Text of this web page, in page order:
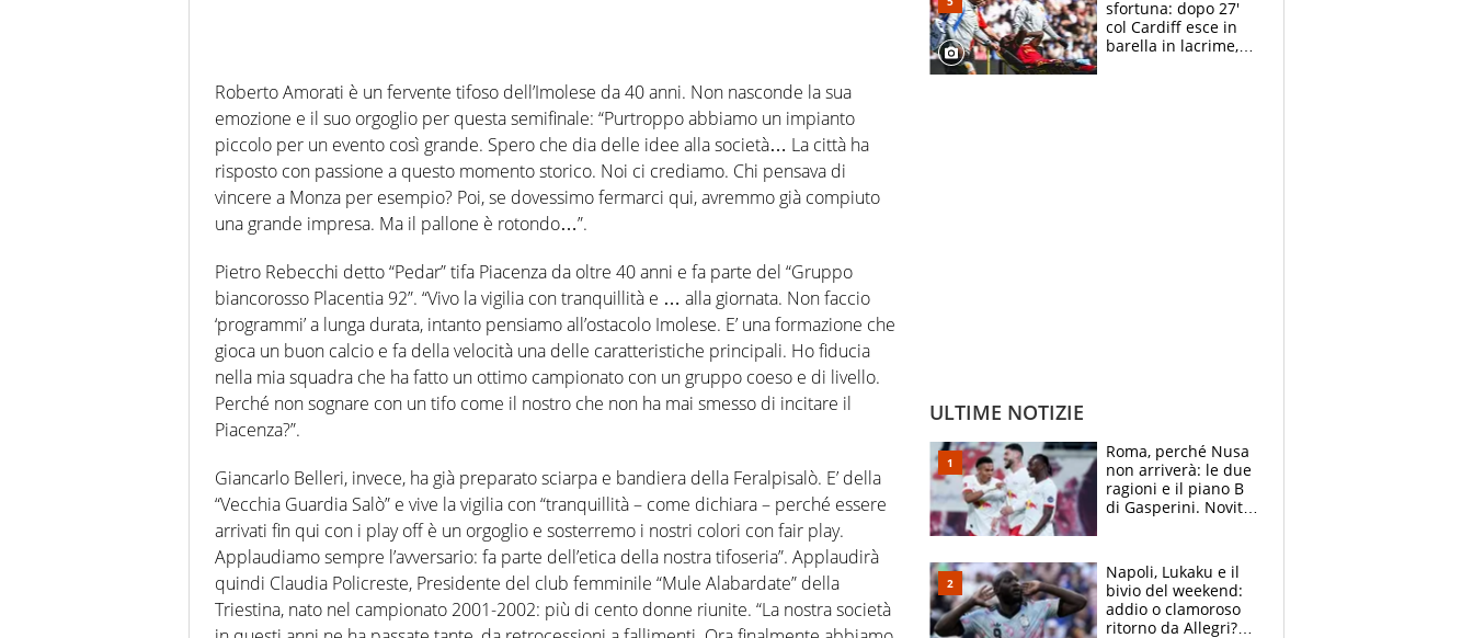
Roberto Amorati è un fervente tifoso dell’Imolese da 40 anni. Non nasconde la sua
emozione e il suo orgoglio per questa semifinale: “Purtroppo abbiamo un impianto
piccolo per un evento così grande. Spero che dia delle idee alla società… La città ha
risposto con passione a questo momento storico. Noi ci crediamo. Chi pensava di
vincere a Monza per esempio? Poi, se dovessimo fermarci qui, avremmo già compiuto
una grande impresa. Ma il pallone è rotondo…”.
Pietro Rebecchi detto “Pedar” tifa Piacenza da oltre 40 anni e fa parte del “Gruppo
biancorosso Placentia 92”. “Vivo la vigilia con tranquillità e … alla giornata. Non faccio
‘programmi’ a lunga durata, intanto pensiamo all’ostacolo Imolese. E’ una formazione che
gioca un buon calcio e fa della velocità una delle caratteristiche principali. Ho fiducia
nella mia squadra che ha fatto un ottimo campionato con un gruppo coeso e di livello.
Perché non sognare con un tifo come il nostro che non ha mai smesso di incitare il
Piacenza?”.
Giancarlo Belleri, invece, ha già preparato sciarpa e bandiera della Feralpisalò. E’ della
“Vecchia Guardia Salò” e vive la vigilia con “tranquillità – come dichiara – perché essere
arrivati fin qui con i play off è un orgoglio e sosterremo i nostri colori con fair play.
Applaudiamo sempre l’avversario: fa parte dell’etica della nostra tifoseria”. Applaudirà
quindi Claudia Policreste, Presidente del club femminile “Mule Alabardate” della
Triestina, nato nel campionato 2001-2002: più di cento donne riunite. “La nostra società
sfortuna: dopo 27'
col Cardiff esce in
barella in lacrime,
ULTIME NOTIZIE
Roma, perché Nusa
non arriverà: le due
ragioni e il piano B
di Gasperini. Novità
Napoli, Lukaku e il
bivio del weekend:
addio o clamoroso
ritorno da Allegri?